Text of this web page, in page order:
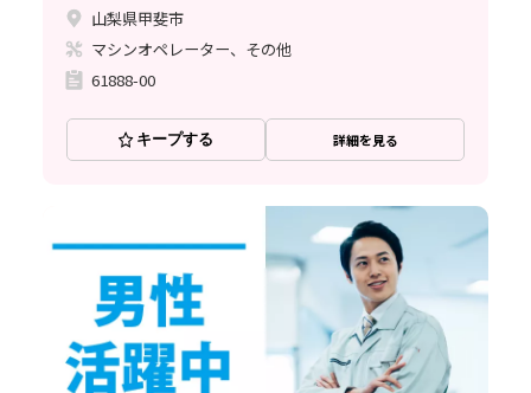
山梨県甲斐市
マシンオペレーター、その他
61888-00
キープする 詳細を見る